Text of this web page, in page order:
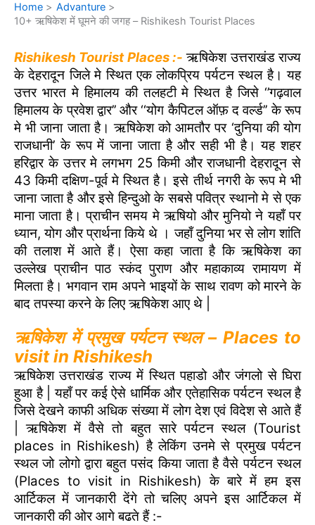
Home
Advanture
10+ ऋषिकेश में घूमने की जगह – Rishikesh Tourist Places
Rishikesh Tourist Places :- ऋषिकेश उत्तराखंड राज्य
के देहरादून जिले मे स्थित एक लोकप्रिय पर्यटन स्थल है। यह
उत्तर भारत मे हिमालय की तलहटी मे स्थित है जिसे ‘’गढ़वाल
हिमालय के प्रवेश द्वार’’ और ‘‘योग कैपिटल ऑफ़ द वर्ल्ड’’ के रूप
मे भी जाना जाता है। ऋषिकेश को आमतौर पर ‘दुनिया की योग
राजधानी’ के रूप में जाना जाता है और सही भी है। यह शहर
हरिद्वार के उत्तर मे लगभग 25 किमी और राजधानी देहरादून से
43 किमी दक्षिण-पूर्व मे स्थित है। इसे तीर्थ नगरी के रूप मे भी
जाना जाता है और इसे हिन्दुओ के सबसे पवित्र स्थानो मे से एक
माना जाता है। प्राचीन समय मे ऋषियो और मुनियो ने यहाँ पर
ध्यान, योग और प्रार्थना किये थे । जहाँ दुनिया भर से लोग शांति
की तलाश में आते हैं। ऐसा कहा जाता है कि ऋषिकेश का
उल्लेख प्राचीन पाठ स्कंद पुराण और महाकाव्य रामायण में
मिलता है। भगवान राम अपने भाइयों के साथ रावण को मारने के
बाद तपस्या करने के लिए ऋषिकेश आए थे |
ऋषिकेश में प्रमुख पर्यटन स्थल – Places to
visit in Rishikesh
ऋषिकेश उत्तराखंड राज्य में स्थित पहाडो और जंगलो से घिरा
हुआ है | यहाँ पर कई ऐसे धार्मिक और एतेहासिक पर्यटन स्थल है
जिसे देखने काफी अधिक संख्या में लोग देश एवं विदेश से आते हैं
| ऋषिकेश में वैसे तो बहुत सारे पर्यटन स्थल (Tourist
places in Rishikesh) है लेकिंग उनमे से प्रमुख पर्यटन
स्थल जो लोगो द्वारा बहुत पसंद किया जाता है वैसे पर्यटन स्थल
(Places to visit in Rishikesh) के बारे में हम इस
आर्टिकल में जानकारी देंगे तो चलिए अपने इस आर्टिकल में
जानकारी की ओर आगे बढते हैं :-